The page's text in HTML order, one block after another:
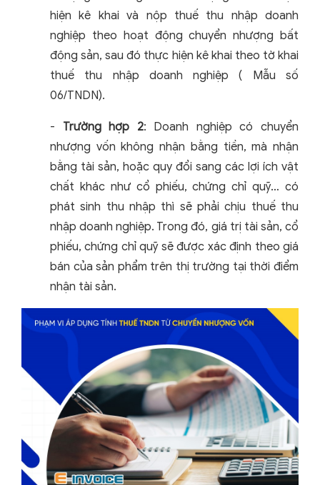
hiện kê khai và nộp thuế thu nhập doanh
nghiệp theo hoạt động chuyển nhượng bất
động sản, sau đó thực hiện kê khai theo tờ khai
thuế thu nhập doanh nghiệp ( Mẫu số
06/TNDN).
- Trường hợp 2: Doanh nghiệp có chuyển
nhượng vốn không nhận bằng tiền, mà nhận
bằng tài sản, hoặc quy đổi sang các lợi ích vật
chất khác như cổ phiếu, chứng chỉ quỹ… có
phát sinh thu nhập thì sẽ phải chịu thuế thu
nhập doanh nghiệp. Trong đó, giá trị tài sản, cổ
phiếu, chứng chỉ quỹ sẽ được xác định theo giá
bán của sản phẩm trên thị trường tại thời điểm
nhận tài sản.